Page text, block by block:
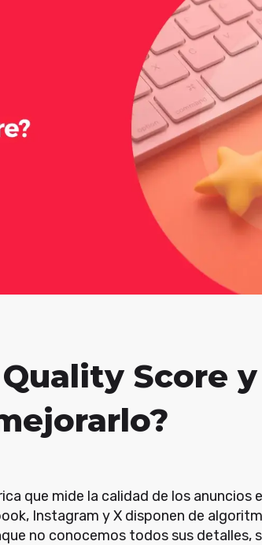
Score
que mide la calidad de los anuncios
Instagram y X disponen de
no conocemos todos sus detalles,